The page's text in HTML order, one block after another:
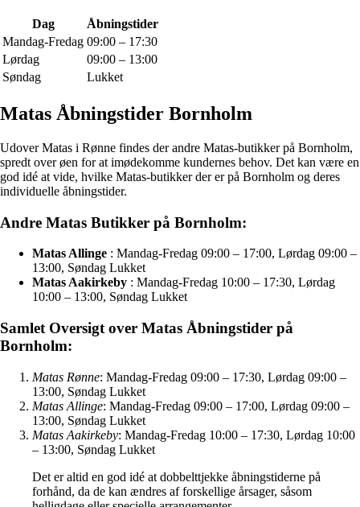
Dag
Åbningstider
Mandag-Fredag 09:00 – 17:30
Lørdag
09:00 – 13:00
Søndag
Lukket
Matas Åbningstider Bornholm
Udover Matas i Rønne findes der andre Matas-butikker på Bornholm,
spredt over øen for at imødekomme kundernes behov. Det kan være en
god idé at vide, hvilke Matas-butikker der er på Bornholm og deres
individuelle åbningstider.
Andre Matas Butikker på Bornholm:
Matas Allinge : Mandag-Fredag 09:00 – 17:00, Lørdag 09:00 –
13:00, Søndag Lukket
Matas Aakirkeby : Mandag-Fredag 10:00 – 17:30, Lørdag
10:00 – 13:00, Søndag Lukket
Samlet Oversigt over Matas Åbningstider på
Bornholm:
Matas Rønne: Mandag-Fredag 09:00 – 17:30, Lørdag 09:00 –
13:00, Søndag Lukket
Matas Allinge: Mandag-Fredag 09:00 – 17:00, Lørdag 09:00 –
13:00, Søndag Lukket
Matas Aakirkeby: Mandag-Fredag 10:00 – 17:30, Lørdag 10:00
– 13:00, Søndag Lukket
Det er altid en god idé at dobbelttjekke åbningstiderne på
forhånd, da de kan ændres af forskellige årsager, såsom